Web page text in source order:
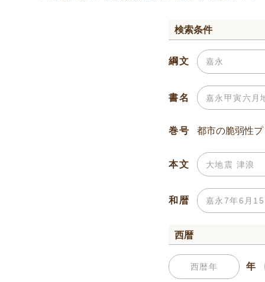
検索条件
綱文
書名
巻号
本文
和暦
西暦
年